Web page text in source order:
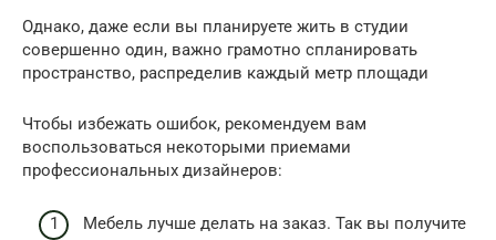
Однако, даже если вы планируете жить в студии
совершенно один, важно грамотно спланировать
пространство, распределив каждый метр площади
Чтобы избежать ошибок, рекомендуем вам
воспользоваться некоторыми приемами
профессиональных дизайнеров:
Мебель лучше делать на заказ. Так вы получите